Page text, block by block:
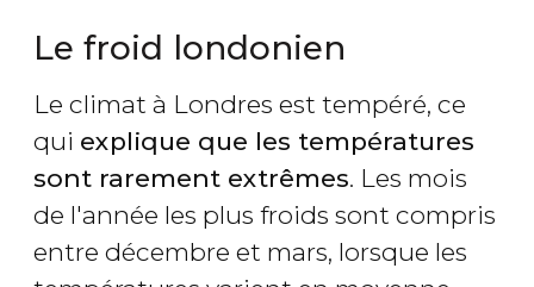
Le froid londonien
Le climat à Londres est tempéré, ce
qui explique que les températures
sont rarement extrêmes. Les mois
de l'année les plus froids sont compris
entre décembre et mars, lorsque les